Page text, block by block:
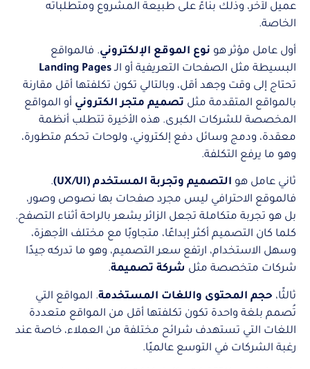
عميل لآخر، وذلك بناءً على طبيعة المشروع ومتطلباته
الخاصة.
أول عامل مؤثر هو نوع الموقع الإلكتروني. فالمواقع
البسيطة مثل الصفحات التعريفية أو الـLanding Pages
تحتاج إلى وقت وجهد أقل، وبالتالي تكون تكلفتها أقل مقارنة
بالمواقع المتقدمة مثل تصميم متجر الكتروني أو المواقع
المخصصة للشركات الكبرى. هذه الأخيرة تتطلب أنظمة
معقدة، ودمج وسائل دفع إلكتروني، ولوحات تحكم متطورة،
وهو ما يرفع التكلفة.
ثاني عامل هو التصميم وتجربة المستخدم (UX/UI)
.
فالموقع الاحترافي ليس مجرد صفحات بها نصوص وصور،
بل هو تجربة متكاملة تجعل الزائر يشعر بالراحة أثناء التصفح.
كلما كان التصميم أكثر إبداعًا، متجاوبًا مع مختلف الأجهزة،
وسهل الاستخدام، ارتفع سعر التصميم، وهو ما تدركه جيدًا
شركات متخصصة مثل شركة تصميمة.
ثالثًا، حجم المحتوى واللغات المستخدمة. المواقع التي
تُصمم بلغة واحدة تكون تكلفتها أقل من المواقع متعددة
اللغات التي تستهدف شرائح مختلفة من العملاء، خاصة عند
رغبة الشركات في التوسع عالميًا.